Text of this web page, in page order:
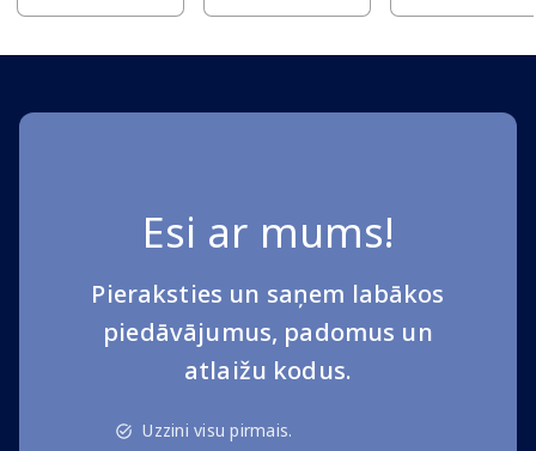
Esi ar mums!
Pieraksties un saņem labākos
piedāvājumus, padomus un
atlaižu kodus.
Uzzini visu pirmais.